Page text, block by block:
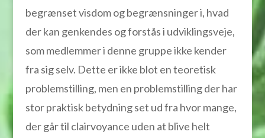
begrænset visdom og begrænsninger i, hvad
der kan genkendes og forstås i udviklingsveje,
som medlemmer i denne gruppe ikke kender
fra sig selv. Dette er ikke blot en teoretisk
problemstilling, men en problemstilling der har
stor praktisk betydning set ud fra hvor mange,
der går til clairvoyance uden at blive helt